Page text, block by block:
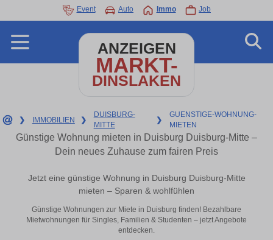
Event Auto Immo Job
ANZEIGEN
MARKT-
DINSLAKEN
❯ IMMOBILIEN ❯
DUISBURG-
MITTE
❯
GUENSTIGE-WOHNUNG-
MIETEN
Günstige Wohnung mieten in Duisburg Duisburg-Mitte –
Dein neues Zuhause zum fairen Preis
Jetzt eine günstige Wohnung in Duisburg Duisburg-Mitte
mieten – Sparen & wohlfühlen
Günstige Wohnungen zur Miete in Duisburg finden! Bezahlbare
Mietwohnungen für Singles, Familien & Studenten – jetzt Angebote
entdecken.